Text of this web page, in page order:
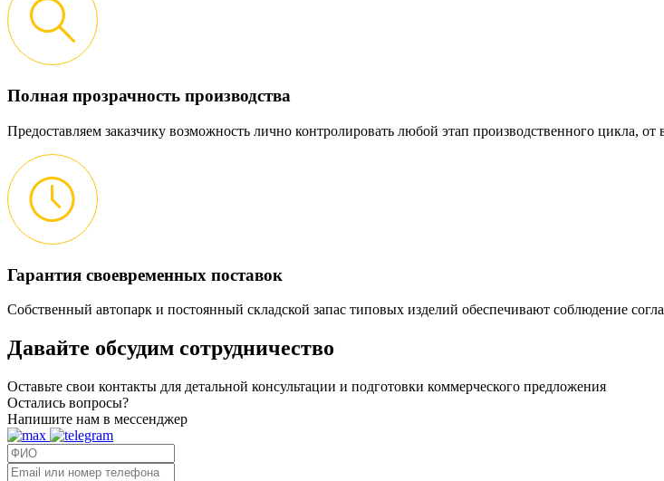
Полная прозрачность производства
Предоставляем заказчику возможность лично контролировать любой этап производственного цикла,
Гарантия своевременных поставок
Собственный автопарк и постоянный складской запас типовых изделий обеспечивают соблюдение
Давайте обсудим сотрудничество
Оставьте свои контакты для детальной консультации и подготовки коммерческого предложения
Остались вопросы?
Напишите нам в мессенджер